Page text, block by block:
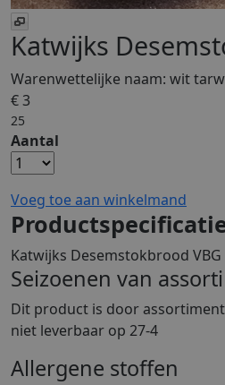
Katwijks
Warenwettelijke naam: wit
€ 3
25
Aantal
Voeg toe aan winkelmand
Katwijks Desemstokbrood VBG
Seizoenen van
Dit product is door
niet leverbaar op 27-4
Allergene stoffen